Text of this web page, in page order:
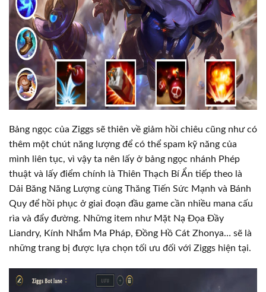
Bảng ngọc của Ziggs sẽ thiên về giảm hồi chiêu cũng như có
thêm một chút năng lượng để có thể spam kỹ năng của
mình liên tục, vì vậy ta nên lấy ở bảng ngọc nhánh Phép
thuật và lấy điểm chính là Thiên Thạch Bí Ẩn tiếp theo là
Dải Băng Năng Lượng cùng Thăng Tiến Sức Mạnh và Bánh
Quy để hồi phục ở giai đoạn đầu game cần nhiều mana cấu
rìa và đẩy đường. Những item như Mặt Nạ Đọa Đầy
Liandry, Kính Nhắm Ma Pháp, Đồng Hồ Cát Zhonya… sẽ là
những trang bị được lựa chọn tối ưu đối với Ziggs hiện tại.